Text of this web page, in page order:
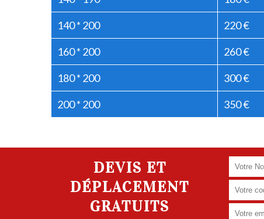
140 * 200 220 €
160 * 200 260 €
180 * 200 300 €
200 * 200 350 €
DEVIS ET
DÉPLACEMENT
GRATUITS